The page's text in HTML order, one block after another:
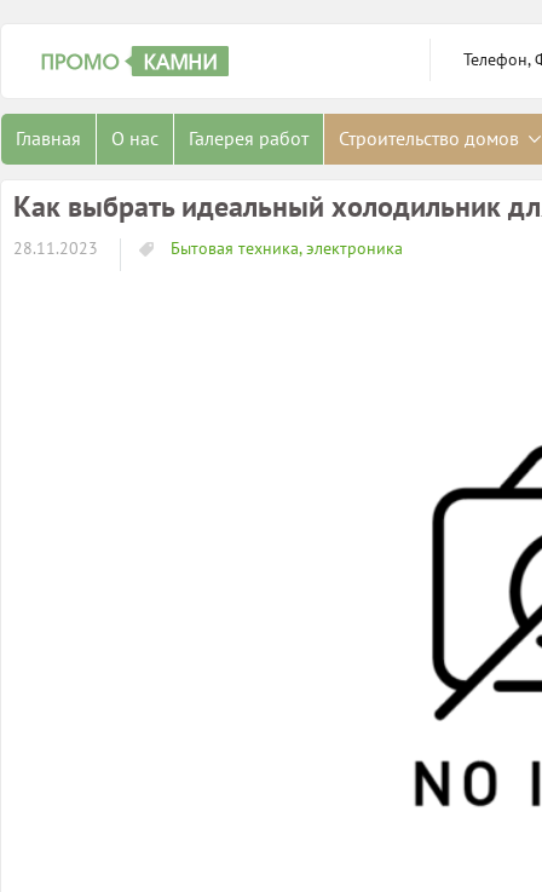
Телефон,
Главная О нас Галерея работ Строительство домов
Как выбрать идеальный холодильник
28.11.2023 Бытовая техника, электроника